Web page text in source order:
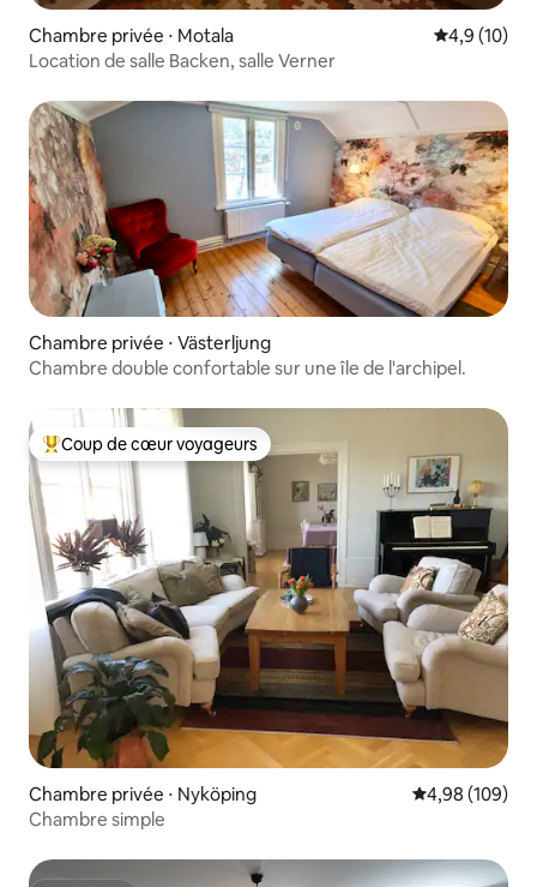
Chambre privée ⋅ Motala Évaluation
4,9 (10)
Location de salle Backen, salle Verner
Chambre privée ⋅ Västerljung
Chambre double confortable sur une île de l'archipel.
Coups de cœur voyageurs les plus appréciés
Coup de cœur voyageurs
Chambre privée ⋅ Nyköping Évaluation
4,98 (109)
Chambre simple